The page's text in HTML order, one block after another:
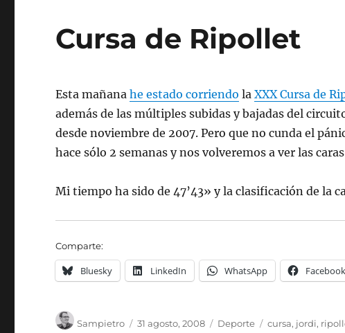
Cursa de Ripollet
Esta mañanahe estado corriendo laXXX Cursa de
además de las múltiples subidas y bajadas del
desde noviembre de 2007. Pero que no cunda el
hace sólo 2 semanas y nos volveremos a ver las
Mi tiempo ha sido de 47’43» y la clasificación de la
Comparte:
Bluesky LinkedIn WhatsApp Facebook
Sampietro 31 agosto, 2008
Categorías
Deporte cursa, jordi,